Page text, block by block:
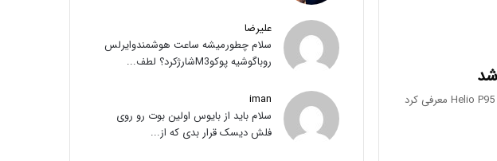
اوپو سال گذشته گوشی A93 را با چیپست Helio P95 معرفی کرد
علیرضا
سلام چطورمیشه ساعت هوشمندوایرلس
روباگوشیه پوکوM3شارژکرد؟ لطف...
iman
سلام باید از بایوس اولین بوت رو روی
فلش دیسک قرار بدی که از...